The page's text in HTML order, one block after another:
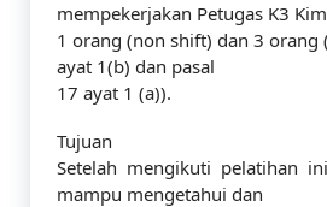
mempekerjakan Petugas K3
1 orang (non shift) dan 3 orang
ayat 1(b) dan pasal
17 ayat 1 (a)).
Tujuan
Setelah mengikuti pelatihan
mampu mengetahui dan